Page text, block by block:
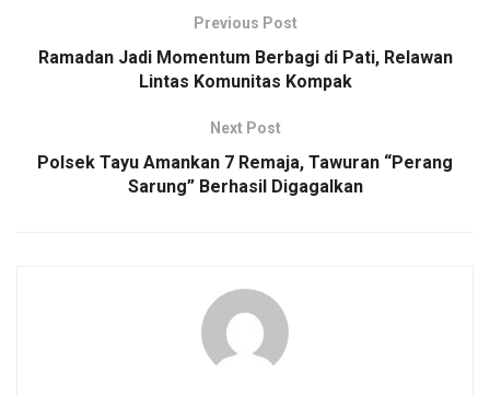
o
A
p
p
n
k
Previous Post
Ramadan Jadi Momentum Berbagi di Pati, Relawan
Lintas Komunitas Kompak
Next Post
Polsek Tayu Amankan 7 Remaja, Tawuran “Perang
Sarung” Berhasil Digagalkan